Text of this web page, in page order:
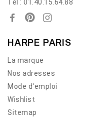
Tel : 01.40.15.64.88
HARPE PARIS
La marque
Nos adresses
Mode d'emploi
Wishlist
Sitemap